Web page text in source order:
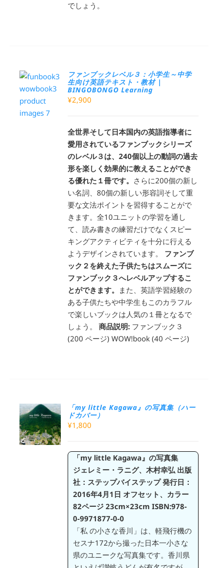
でしょう。
ファンブックレベル３：小学生～中学
生向け英語テキスト・教材 |
BINGOBONGO Learning
¥2,900
全世界そして日本国内の英語指導者に
愛用されているファンブックシリーズ
のレベル３は、240個以上の動詞の過去
形を楽しく効果的に教えることができ
る優れた１冊です。 さらに200個の新し
い名詞、80個の新しい形容詞そして重
要な文法ポイントを習得することがで
きます。全10ユニットの学習を通し
て、読み書きの練習だけでなくスピー
キングアクティビティを十分に行える
ようデザインされています。 ファンブ
ック２を終えた子供たちはスムーズに
ファンブック３へレベルアップするこ
とができます。 また、英語学習経験の
ある子供たちや中学生もこのカラフル
で楽しいブックは人気の１冊となるで
しょう。商品説明: ファンブック３
(200 ページ) WOW!book (40 ページ)
「my little Kagawa』の写真集（ハー
ドカバー）
¥1,800
「my little Kagawa』の写真集
ジェレミー・ラニグ、木村幸弘 出版
社：ステップバイステップ 発行日：
2016年4月1日 オフセット、カラー
82ページ 23cm×23cm ISBN:978-
0-9971877-0-0
「私 の小さな香川」は、軽飛行機の
セスナ172から撮った日本一小さな
県のユニークな写真集です。香川県